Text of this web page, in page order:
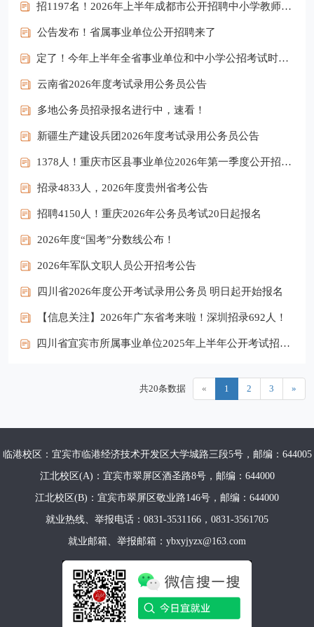
招1197名！2026年上半年成都市公开招聘中小学教师来了
公告发布！省属事业单位公开招聘来了
定了！今年上半年全省事业单位和中小学公招考试时间公布
云南省2026年度考试录用公务员公告
多地公务员招录报名进行中，速看！
新疆生产建设兵团2026年度考试录用公务员公告
1378人！重庆市区县事业单位2026年第一季度公开招聘工作人员公告
招录4833人，2026年度贵州省考公告
招聘4150人！重庆2026年公务员考试20日起报名
2026年度“国考”分数线公布！
2026年军队文职人员公开招考公告
四川省2026年度公开考试录用公务员 明日起开始报名
【信息关注】2026年广东省考来啦！深圳招录692人！
四川省宜宾市所属事业单位2025年上半年公开考试招聘工作人员（卫生、教育类）公告
共20条数据 « 1 2 3 »
临港校区：宜宾市临港经济技术开发区大学城路三段5号，邮编：644005
江北校区(A)：宜宾市翠屏区酒圣路8号，邮编：644000
江北校区(B)：宜宾市翠屏区敬业路146号，邮编：644000
就业热线、举报电话：0831-3531166，0831-3561705
就业邮箱、举报邮箱：ybxyjyzx@163.com